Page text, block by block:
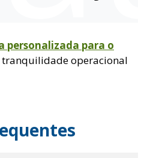
personalizada para o
tranquilidade operacional